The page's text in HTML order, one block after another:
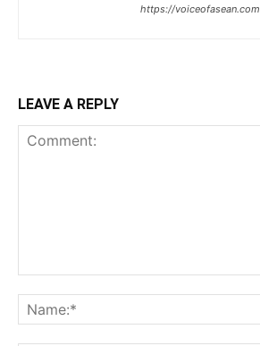
https://voiceofasean.com
LEAVE A REPLY